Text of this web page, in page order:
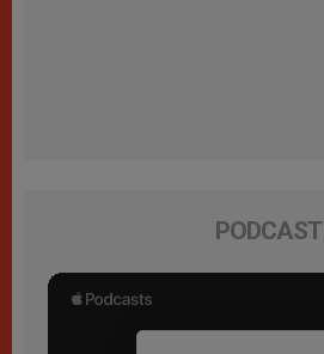
PODCAST